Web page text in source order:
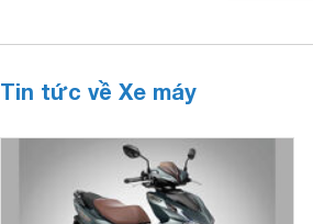
Tin tức về Xe máy